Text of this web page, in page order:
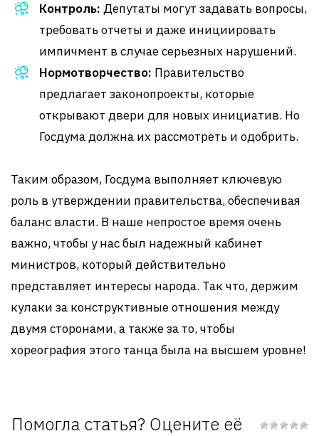
Контроль: Депутаты могут задавать вопросы,
требовать отчеты и даже инициировать
импичмент в случае серьезных нарушений.
Нормотворчество: Правительство
предлагает законопроекты, которые
открывают двери для новых инициатив. Но
Госдума должна их рассмотреть и одобрить.
Таким образом, Госдума выполняет ключевую
роль в утверждении правительства, обеспечивая
баланс власти. В наше непростое время очень
важно, чтобы у нас был надежный кабинет
министров, который действительно
представляет интересы народа. Так что, держим
кулаки за конструктивные отношения между
двумя сторонами, а также за то, чтобы
хореография этого танца была на высшем уровне!
Помогла статья? Оцените её